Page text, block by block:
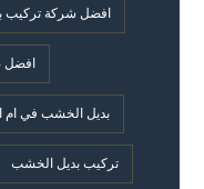
افضل شركة تركيب
افضل
بديل الخشب في ام
تركيب بديل الخشب